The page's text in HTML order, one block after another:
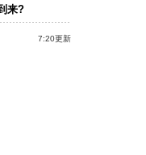
来?
7:20更新